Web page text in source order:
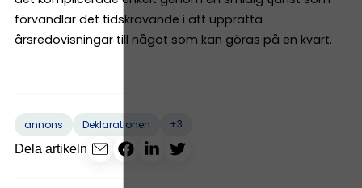
förvandlar det tidskrävande i att upprätta
årsredovisningar till något som kan göras på en kvart.
annons Deklarationen
+3
Dela artikeln